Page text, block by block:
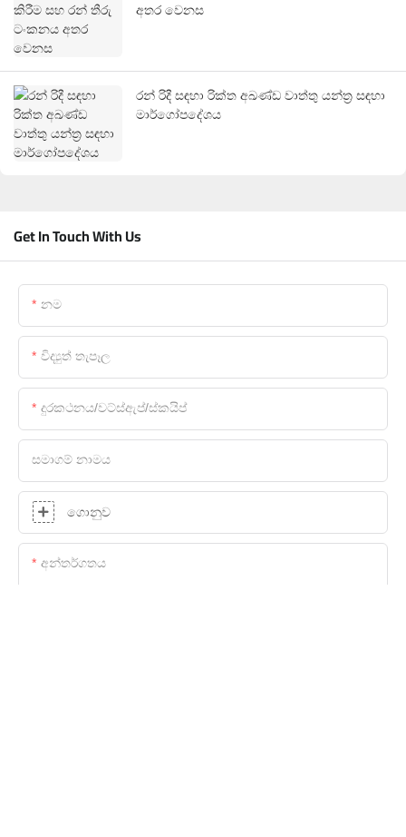
අතර වෙනස
රන් රිදී සඳහා රික්ත අඛණ්ඩ වාත්තු යන්ත්‍ර සඳහා
මාර්ගෝපදේශය
Get In Touch With Us
නම
විද්‍යුත් තැපෑල
දුරකථනය/වට්ස්ඇප්/ස්කයිප්
සමාගම් නාමය
ගොනුව
අන්තර්ගතය